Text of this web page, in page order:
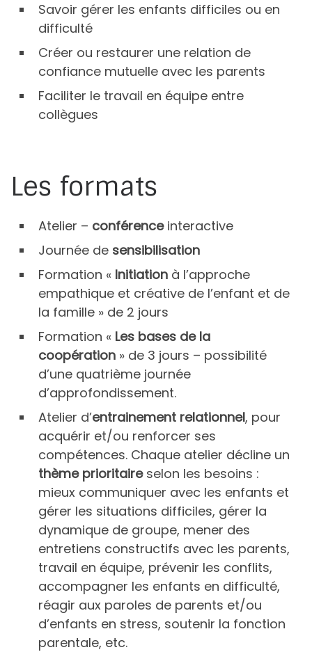
Savoir gérer les enfants difficiles ou en
difficulté
Créer ou restaurer une relation de
confiance mutuelle avec les parents
Faciliter le travail en équipe entre
collègues
Les formats
Atelier – conférenceinteractive
Journée de sensibilisation
Formation « Initiation à l’approche
empathique et créative de l’enfant et de
la famille » de 2 jours
Formation « Les bases de la
coopération » de 3 jours – possibilité
d’une quatrième journée
d’approfondissement.
Atelier d’entrainement relationnel, pour
acquérir et/ou renforcer ses
compétences. Chaque atelier décline un
thème prioritaireselon les besoins :
mieux communiquer avec les enfants et
gérer les situations difficiles, gérer la
dynamique de groupe, mener des
entretiens constructifs avec les parents,
travail en équipe, prévenir les conflits,
accompagner les enfants en difficulté,
réagir aux paroles de parents et/ou
d’enfants en stress, soutenir la fonction
parentale, etc.